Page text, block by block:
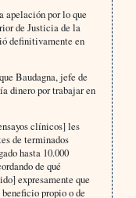
apelación por lo que
de Justicia de la
definitivamente en
Baudagna, jefe de
dinero por trabajar en
clínicos] les
de terminados
hasta 10.000
de qué
expresamente que
propio o de